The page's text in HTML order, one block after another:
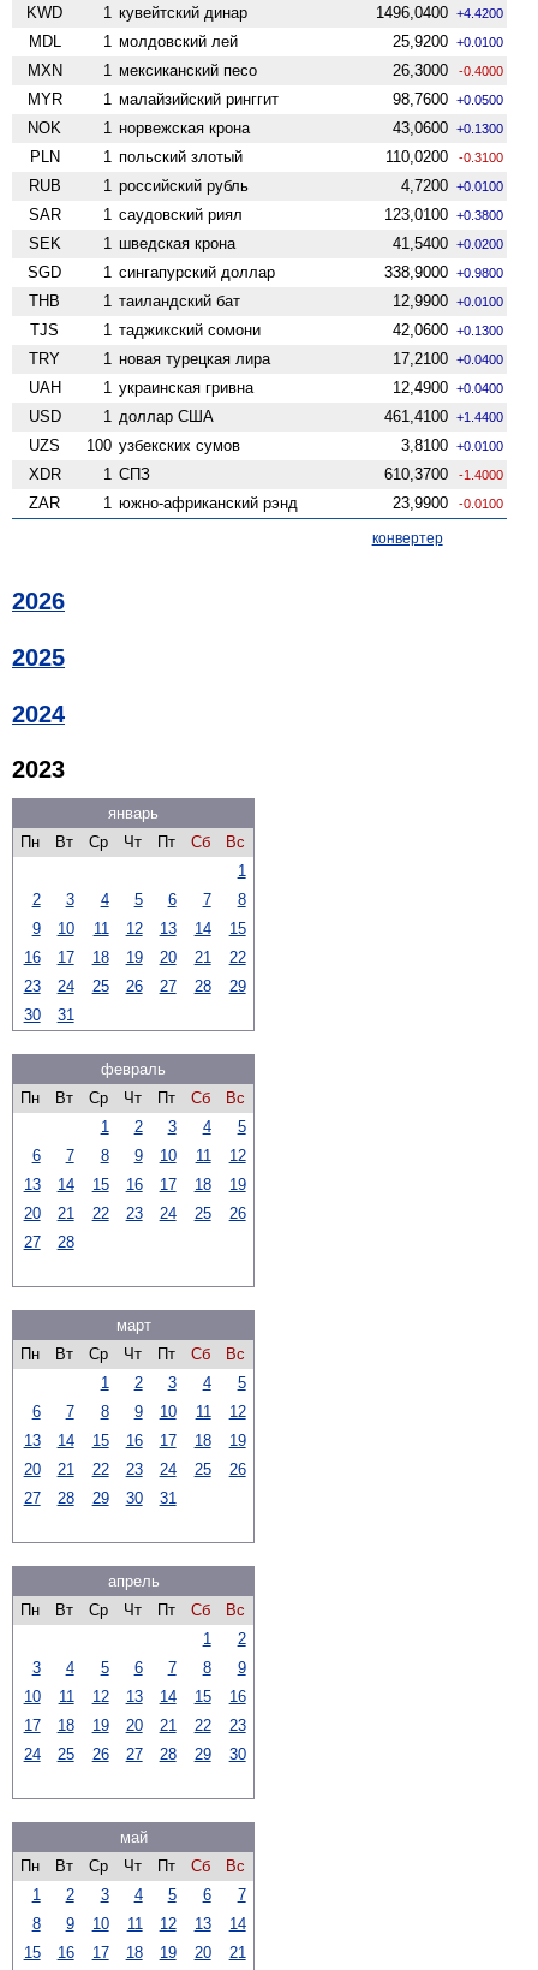
KWD 1 кувейтский динар 1496,0400 +4.4200
MDL 1 молдовский лей 25,9200 +0.0100
MXN 1 мексиканский песо 26,3000 -0.4000
MYR 1 малайзийский ринггит 98,7600 +0.0500
NOK 1 норвежская крона 43,0600 +0.1300
PLN 1 польский злотый 110,0200 -0.3100
RUB 1 российский рубль 4,7200 +0.0100
SAR 1 саудовский риял 123,0100 +0.3800
SEK 1 шведская крона 41,5400 +0.0200
SGD 1 сингапурский доллар 338,9000 +0.9800
THB 1 таиландский бат 12,9900 +0.0100
TJS 1 таджикский сомони 42,0600 +0.1300
TRY 1 новая турецкая лира 17,2100 +0.0400
UAH 1 украинская гривна 12,4900 +0.0400
USD 1 доллар США 461,4100 +1.4400
UZS 100 узбекских сумов 3,8100 +0.0100
XDR 1 СПЗ 610,3700 -1.4000
ZAR 1 южно-африканский рэнд 23,9900 -0.0100
конвертер
2026
2025
2024
2023
январь
Пн
Вт Ср Чт Пт Сб
Вс
1
2
3 4 5 6 7
8
9
10 11 12 13 14
15
16
17 18 19 20 21
22
23
24 25 26 27 28
29
30
31
февраль
Пн
Вт Ср Чт Пт Сб
Вс
1
2 3 4
5
6
7 8 9 10 11
12
13
14 15 16 17 18
19
20
21 22 23 24 25
26
27
28
март
Пн
Вт Ср Чт Пт Сб
Вс
1
2 3 4
5
6
7 8 9 10 11
12
13
14 15 16 17 18
19
20
21 22 23 24 25
26
27
28 29 30 31
апрель
Пн
Вт Ср Чт Пт Сб
Вс
1
2
3
4 5 6 7 8
9
10
11 12 13 14 15
16
17
18 19 20 21 22
23
24
25 26 27 28 29 30
май
Пн
Вт Ср Чт Пт Сб
Вс
1
2 3 4 5 6
7
8
9 10 11 12 13
14
15
16 17 18 19 20 21